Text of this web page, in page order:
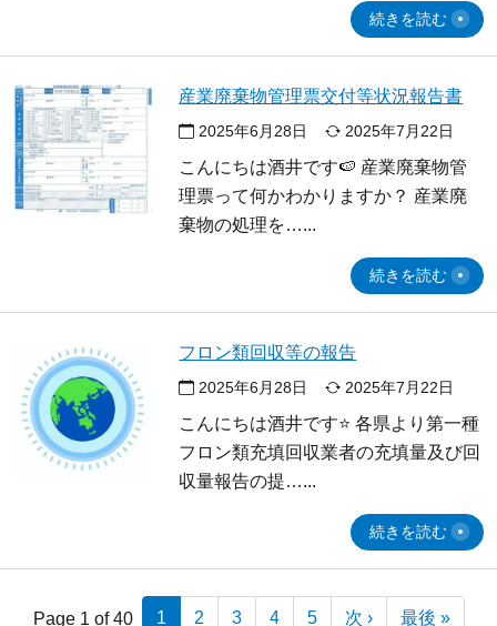
続きを読む
産業廃棄物管理票交付等状況報告書
2025年6月28日 2025年7月22日
こんにちは酒井です🍉 産業廃棄物管
理票って何かわかりますか？ 産業廃
棄物の処理を…
続きを読む
フロン類回収等の報告
2025年6月28日 2025年7月22日
こんにちは酒井です⭐ 各県より第一種
フロン類充填回収業者の充填量及び回
収量報告の提…
続きを読む
Page 1 of 40 1 2 3 4 5 次 › 最後 »